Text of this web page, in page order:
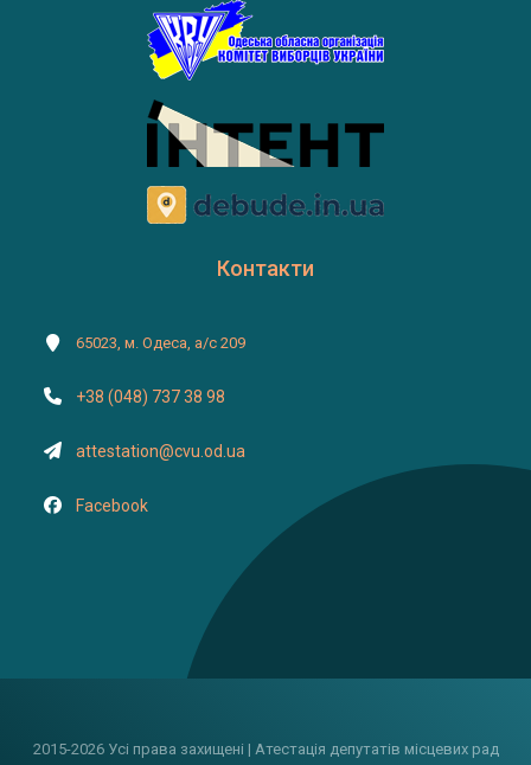
Контакти
65023, м. Одеса, а/с 209
+38 (048) 737 38 98
attestation@cvu.od.ua
Facebook
2015-2026 Усі права захищені | Атестація депутатів місцевих рад